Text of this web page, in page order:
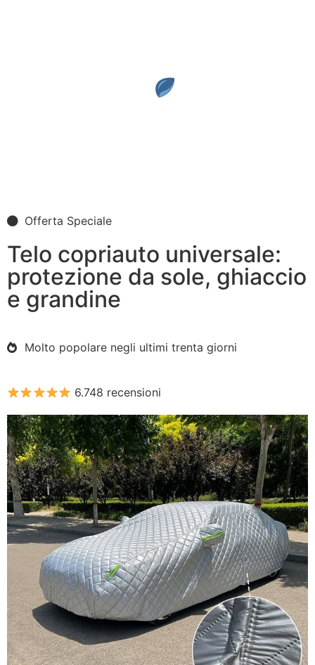
Offerta Speciale
Telo copriauto universale:
protezione da sole, ghiaccio
e grandine
Molto popolare negli ultimi trenta giorni
6.748 recensioni